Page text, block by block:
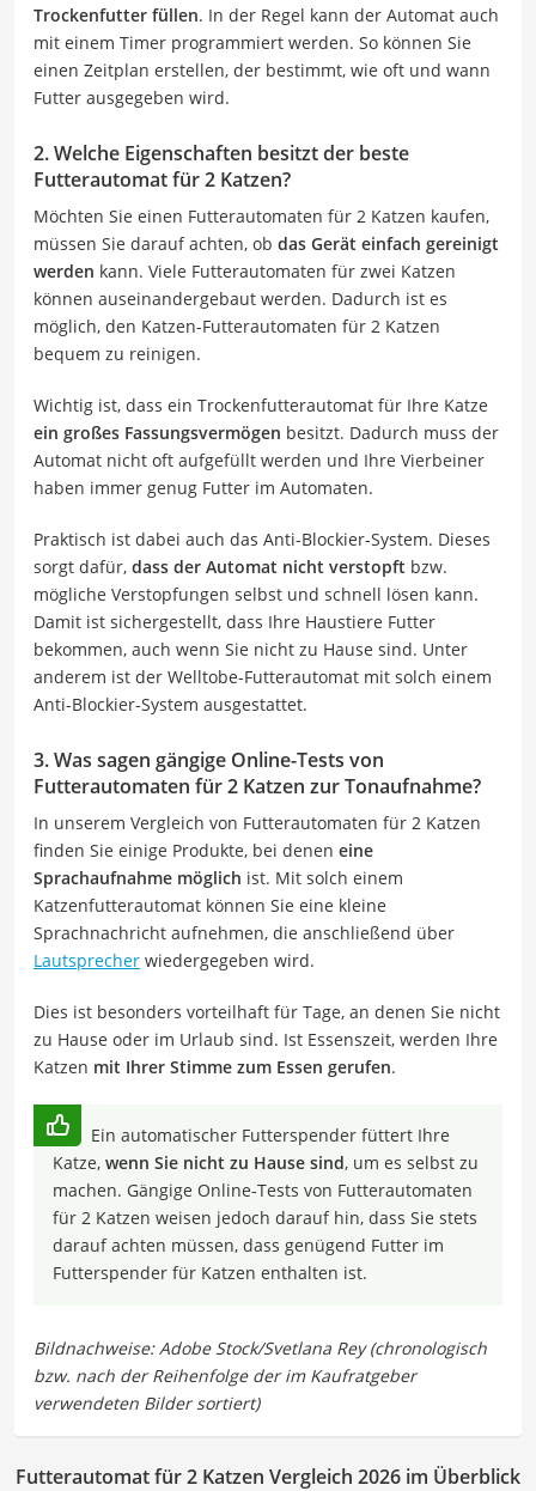
Trockenfutter füllen. In der Regel kann der Automat auch
mit einem Timer programmiert werden. So können Sie
einen Zeitplan erstellen, der bestimmt, wie oft und wann
Futter ausgegeben wird.
2. Welche Eigenschaften besitzt der beste
Futterautomat für 2 Katzen?
Möchten Sie einen Futterautomaten für 2 Katzen kaufen,
müssen Sie darauf achten, ob das Gerät einfach gereinigt
werden kann. Viele Futterautomaten für zwei Katzen
können auseinandergebaut werden. Dadurch ist es
möglich, den Katzen-Futterautomaten für 2 Katzen
bequem zu reinigen.
Wichtig ist, dass ein Trockenfutterautomat für Ihre Katze
ein großes Fassungsvermögen besitzt. Dadurch muss der
Automat nicht oft aufgefüllt werden und Ihre Vierbeiner
haben immer genug Futter im Automaten.
Praktisch ist dabei auch das Anti-Blockier-System. Dieses
sorgt dafür, dass der Automat nicht verstopft bzw.
mögliche Verstopfungen selbst und schnell lösen kann.
Damit ist sichergestellt, dass Ihre Haustiere Futter
bekommen, auch wenn Sie nicht zu Hause sind. Unter
anderem ist der Welltobe-Futterautomat mit solch einem
Anti-Blockier-System ausgestattet.
3. Was sagen gängige Online-Tests von
Futterautomaten für 2 Katzen zur Tonaufnahme?
In unserem Vergleich von Futterautomaten für 2 Katzen
finden Sie einige Produkte, bei denen eine
Sprachaufnahme möglich ist. Mit solch einem
Katzenfutterautomat können Sie eine kleine
Sprachnachricht aufnehmen, die anschließend über
Lautsprecher wiedergegeben wird.
Dies ist besonders vorteilhaft für Tage, an denen Sie nicht
zu Hause oder im Urlaub sind. Ist Essenszeit, werden Ihre
Katzen mit Ihrer Stimme zum Essen gerufen.
Ein automatischer Futterspender füttert Ihre
Katze, wenn Sie nicht zu Hause sind, um es selbst zu
machen. Gängige Online-Tests von Futterautomaten
für 2 Katzen weisen jedoch darauf hin, dass Sie stets
darauf achten müssen, dass genügend Futter im
Futterspender für Katzen enthalten ist.
Futterautomat für 2 Katzen Vergleich 2026 im Überblick